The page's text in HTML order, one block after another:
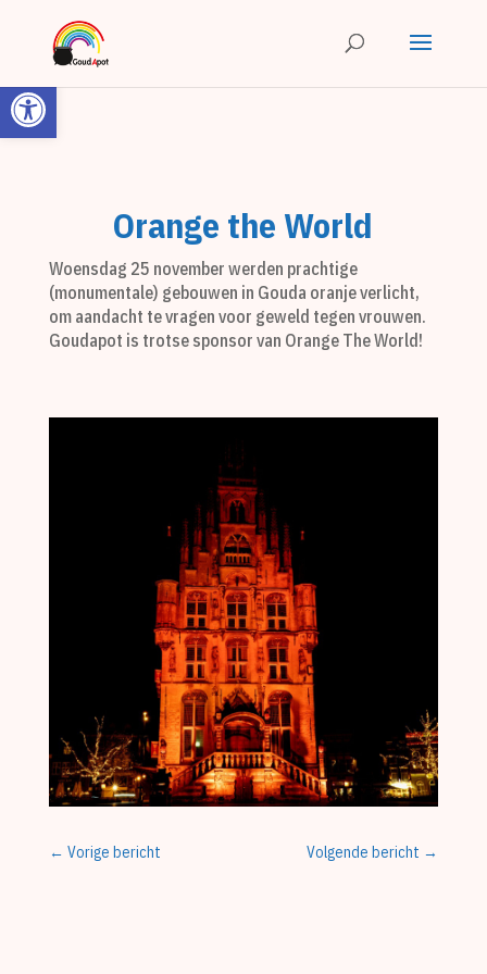
Toolbar openen
Orange the World
Woensdag 25 november werden prachtige
(monumentale) gebouwen in Gouda oranje verlicht,
om aandacht te vragen voor geweld tegen vrouwen.
Goudapot is trotse sponsor van Orange The World!
← Vorige bericht Volgende bericht →